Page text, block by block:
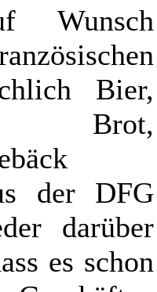
Wunsch
Bier,
Brot,
der DFG
darüber
es schon